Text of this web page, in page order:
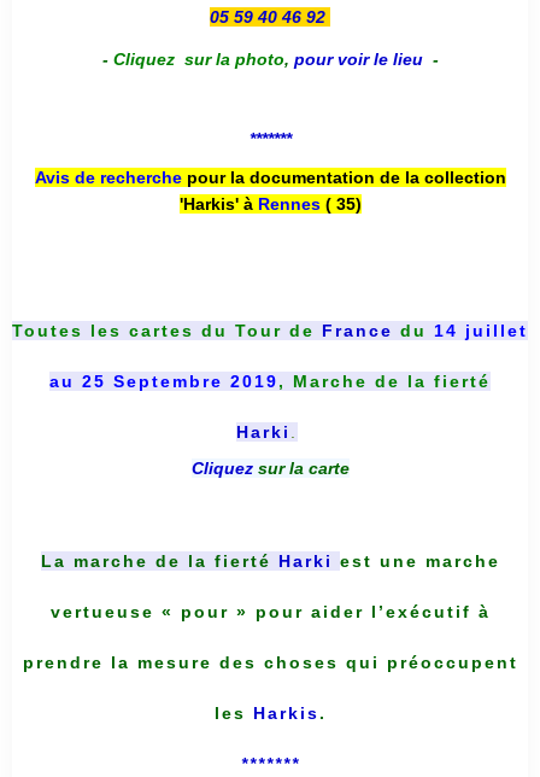
05 59 40 46 92
- Cliquez sur la photo, pour voir le lieu -
*******
Avis de recherche pour la documentation de la collection
'Harkis' à Rennes( 35)
Toutes les cartes du Tour de France du 14 juillet
au 25 Septembre 2019, Marche de la fierté
Harki
Cliquez sur la carte
La marche de la fierté Harki est une marche
vertueuse « pour » pour aider l’exécutif à
prendre la mesure des choses qui préoccupent
les Harkis.
*******